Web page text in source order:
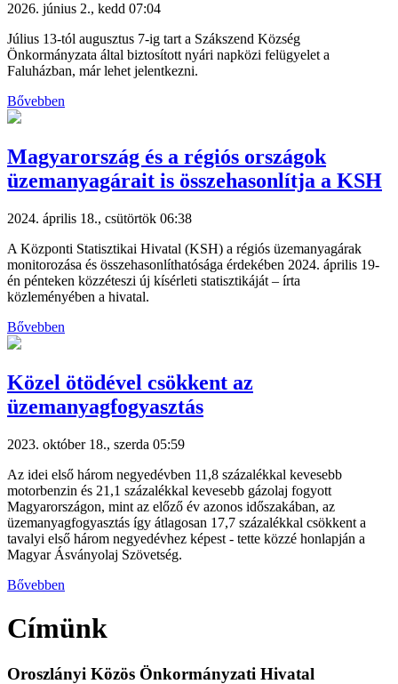
2026. június 2., kedd 07:04
Július 13-tól augusztus 7-ig tart a Szákszend Község
Önkormányzata által biztosított nyári napközi felügyelet a
Faluházban, már lehet jelentkezni.
Bővebben
Magyarország és a régiós országok
üzemanyagárait is összehasonlítja a KSH
2024. április 18., csütörtök 06:38
A Központi Statisztikai Hivatal (KSH) a régiós üzemanyagárak
monitorozása és összehasonlíthatósága érdekében 2024. április 19-
én pénteken közzéteszi új kísérleti statisztikáját – írta
közleményében a hivatal.
Bővebben
Közel ötödével csökkent az
üzemanyagfogyasztás
2023. október 18., szerda 05:59
Az idei első három negyedévben 11,8 százalékkal kevesebb
motorbenzin és 21,1 százalékkal kevesebb gázolaj fogyott
Magyarországon, mint az előző év azonos időszakában, az
üzemanyagfogyasztás így átlagosan 17,7 százalékkal csökkent a
tavalyi első három negyedévhez képest - tette közzé honlapján a
Magyar Ásványolaj Szövetség.
Bővebben
Címünk
Oroszlányi Közös Önkormányzati Hivatal